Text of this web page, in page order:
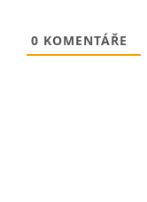
0 KOMENTÁŘE